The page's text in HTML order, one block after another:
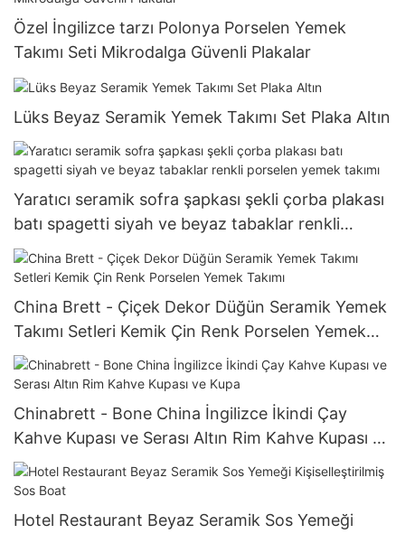
Özel İngilizce tarzı Polonya Porselen Yemek
Takımı Seti Mikrodalga Güvenli Plakalar
Lüks Beyaz Seramik Yemek Takımı Set Plaka Altın
Yaratıcı seramik sofra şapkası şekli çorba plakası
batı spagetti siyah ve beyaz tabaklar renkli
porselen yemek takımı
China Brett - Çiçek Dekor Düğün Seramik Yemek
Takımı Setleri Kemik Çin Renk Porselen Yemek
Takımı
Chinabrett - Bone China İngilizce İkindi Çay
Kahve Kupası ve Serası Altın Rim Kahve Kupası ve
Kupa
Hotel Restaurant Beyaz Seramik Sos Yemeği